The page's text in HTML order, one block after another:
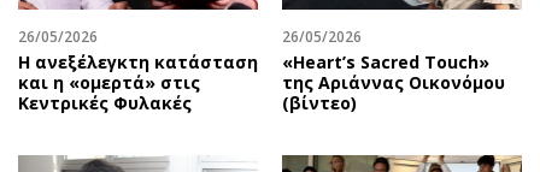
26/05/2026
Η ανεξέλεγκτη κατάσταση
και η «ομερτά» στις
Κεντρικές Φυλακές
26/05/2026
«Heart’s Sacred Touch»
της Αριάννας Οικονόμου
(βίντεο)